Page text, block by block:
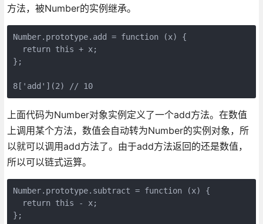
方法，被Number的实例继承。
Number.prototype.add = function (x) {
  return this + x;
};
8['add'](2) // 10
上面代码为Number对象实例定义了一个add方法。在数值
上调用某个方法，数值会自动转为Number的实例对象，所
以就可以调用add方法了。由于add方法返回的还是数值，
所以可以链式运算。
Number.prototype.subtract = function (x) {
  return this - x;
};